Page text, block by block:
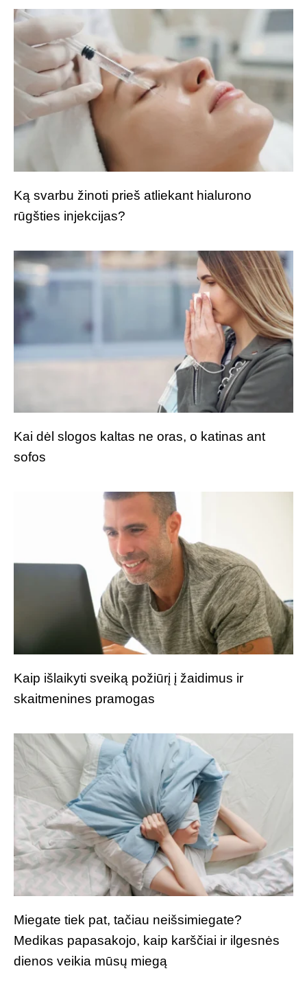
Ką svarbu žinoti prieš atliekant hialurono
rūgšties injekcijas?
Kai dėl slogos kaltas ne oras, o katinas ant
sofos
Kaip išlaikyti sveiką požiūrį į žaidimus ir
skaitmenines pramogas
Miegate tiek pat, tačiau neišsimiegate?
Medikas papasakojo, kaip karščiai ir ilgesnės
dienos veikia mūsų miegą